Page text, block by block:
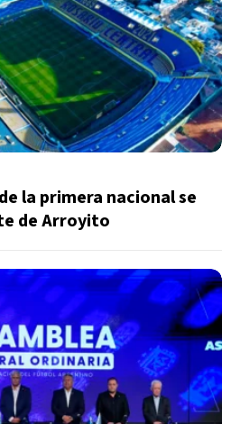
la primera nacional se
de Arroyito